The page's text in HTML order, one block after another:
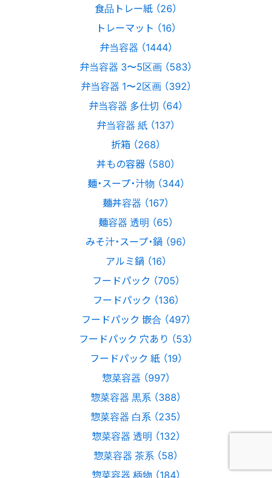
食品トレー紙 （26）
トレーマット （16）
弁当容器 （1444）
弁当容器 3〜5区画 （583）
弁当容器 1〜2区画 （392）
弁当容器 多仕切 （64）
弁当容器 紙 （137）
折箱 （268）
丼もの容器 （580）
麺・スープ・汁物 （344）
麺丼容器 （167）
麺容器 透明 （65）
みそ汁・スープ・鍋 （96）
アルミ鍋 （16）
フードパック （705）
フードパック （136）
フードパック 嵌合 （497）
フードパック 穴あり （53）
フードパック 紙 （19）
惣菜容器 （997）
惣菜容器 黒系 （388）
惣菜容器 白系 （235）
惣菜容器 透明 （132）
惣菜容器 茶系 （58）
惣菜容器 柄物 （184）